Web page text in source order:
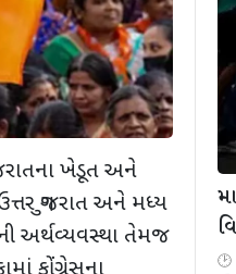
ખેડૂત અને
ગુજરાત અને મધ્ય
અર્થવ્યવસ્થા તેમજ